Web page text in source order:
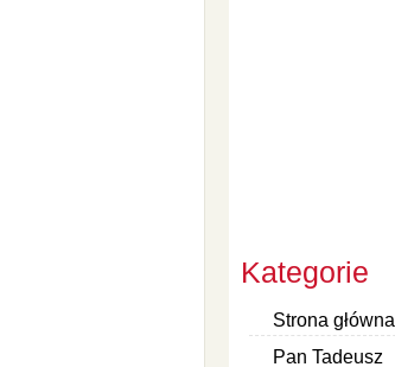
Kategorie
Strona główna
Pan Tadeusz